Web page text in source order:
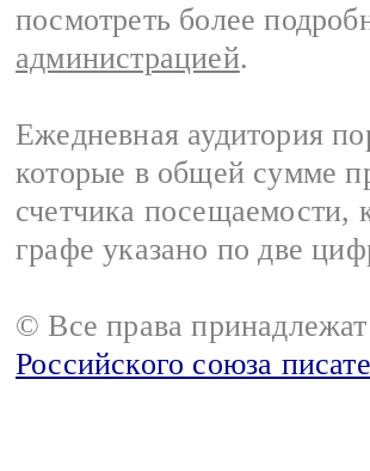
посмотреть более
администрацией.
Ежедневная аудитория
которые в общей сумме
счетчика посещаемости,
графе указано по две
© Все права
Российского союза